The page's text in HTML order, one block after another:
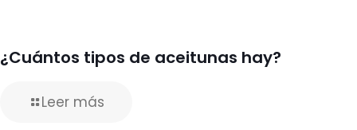
¿Cuántos tipos de aceitunas hay?
Leer más